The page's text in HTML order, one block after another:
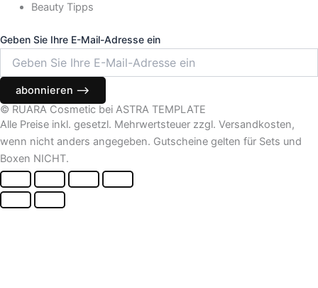
Beauty Tipps
Geben Sie Ihre E-Mail-Adresse ein
abonnieren ⟶
© RUARA Cosmetic bei ASTRA TEMPLATE
Alle Preise inkl. gesetzl. Mehrwertsteuer zzgl. Versandkosten,
wenn nicht anders angegeben. Gutscheine gelten für Sets und
Boxen NICHT.